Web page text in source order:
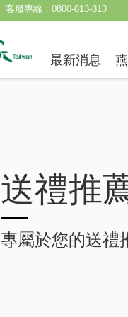
送禮推
專屬於您的送禮
最新消息
客服專線：0800-813-813